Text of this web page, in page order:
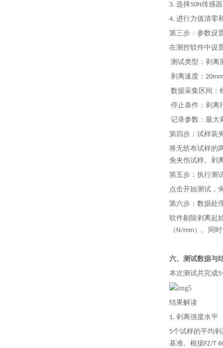
3. 选择50N传感
4. 进行力值清零
第三步：参数设
在测控软件中设
测试类型：剥离
剥离速度：
数据采集区间：
停止条件：剥离
记录参数：最大
第四步：试样装
将无纺布试样的
免夹伤试样。剥
第五步：执行测
点击开始测试，
第六步：数据处
软件剔除剥离起
（N/mm）。同
六、测试数据与
本次测试共完成
结果解读
1. 剥离强度水平
5个试样的平均
基准。根据FZ/T